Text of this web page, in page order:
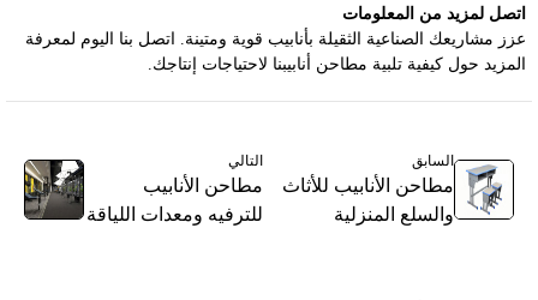
اتصل لمزيد من المعلومات
عزز مشاريعك الصناعية الثقيلة بأنابيب قوية ومتينة. اتصل بنا اليوم لمعرفة
المزيد حول كيفية تلبية مطاحن أنابيبنا لاحتياجات إنتاجك.
السابق
مطاحن الأنابيب للأثاث
والسلع المنزلية
التالي
مطاحن الأنابيب
للترفيه ومعدات اللياقة